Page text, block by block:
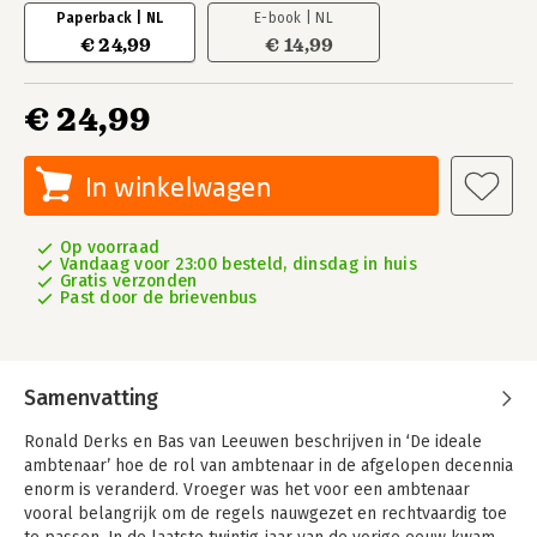
Paperback | NL
€ 24,99
E-book | NL
€ 14,99
€ 24,99
In winkelwagen
Op voorraad
Vandaag voor 23:00 besteld, dinsdag in huis
Gratis verzonden
Past door de brievenbus
Samenvatting
Ronald Derks en Bas van Leeuwen beschrijven in ‘De ideale
ambtenaar’ hoe de rol van ambtenaar in de afgelopen decennia
enorm is veranderd. Vroeger was het voor een ambtenaar
vooral belangrijk om de regels nauwgezet en rechtvaardig toe